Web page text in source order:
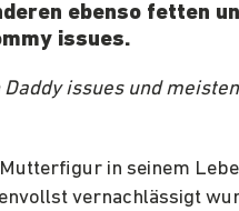
ebenso fetten
issues.
issues und
in seinem
vernachlässigt